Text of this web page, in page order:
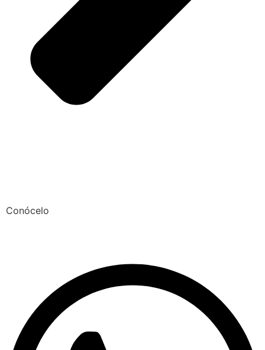
Conócelo